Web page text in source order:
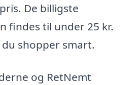
De billigste
findes til under 25 kr.
shopper smart.
og RetNemt